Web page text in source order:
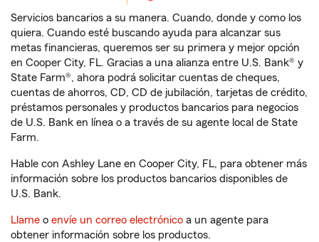
Servicios bancarios a su manera. Cuando, donde y como los
quiera. Cuando esté buscando ayuda para alcanzar sus
metas financieras, queremos ser su primera y mejor opción
en Cooper City, FL. Gracias a una alianza entre U.S. Bank® y
State Farm®, ahora podrá solicitar cuentas de cheques,
cuentas de ahorros, CD, CD de jubilación, tarjetas de crédito,
préstamos personales y productos bancarios para negocios
de U.S. Bank en línea o a través de su agente local de State
Farm.
Hable con Ashley Lane en Cooper City, FL, para obtener más
información sobre los productos bancarios disponibles de
U.S. Bank.
Llame o envíe un correo electrónico a un agente para
obtener información sobre los productos.